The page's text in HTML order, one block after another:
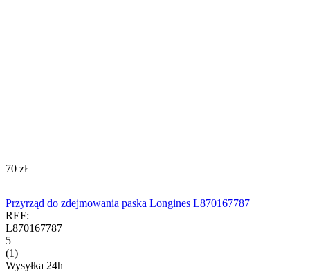
‍70‍ zł
Przyrząd do zdejmowania paska Longines L870167787
REF:
L870167787
5
(1)
Wysyłka 24h